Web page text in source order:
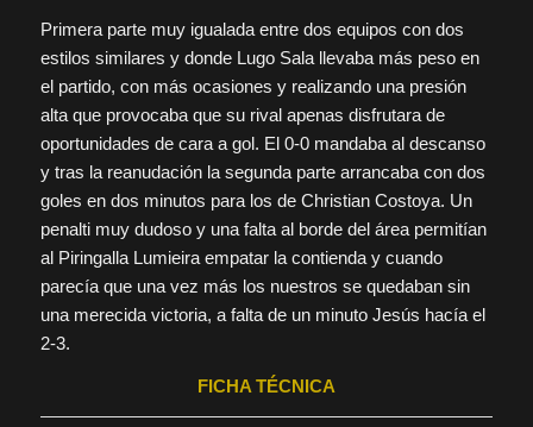
Primera parte muy igualada entre dos equipos con dos
estilos similares y donde Lugo Sala llevaba más peso en
el partido, con más ocasiones y realizando una presión
alta que provocaba que su rival apenas disfrutara de
oportunidades de cara a gol. El 0-0 mandaba al descanso
y tras la reanudación la segunda parte arrancaba con dos
goles en dos minutos para los de Christian Costoya. Un
penalti muy dudoso y una falta al borde del área permitían
al Piringalla Lumieira empatar la contienda y cuando
parecía que una vez más los nuestros se quedaban sin
una merecida victoria, a falta de un minuto Jesús hacía el
2-3.
FICHA TÉCNICA